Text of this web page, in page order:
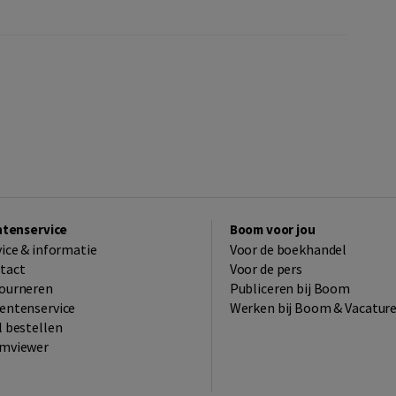
& informatie
bestellen
Boom voor jou
Voor de boekhandel
Voor de pers
Publiceren bij Boom
Werken bij Boom &